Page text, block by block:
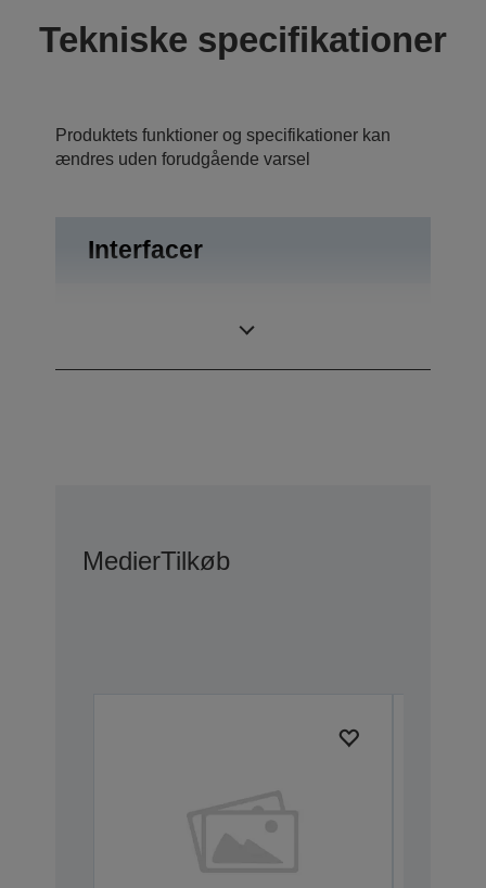
Tekniske specifikationer
Produktets funktioner og specifikationer kan
ændres uden forudgående varsel
Interfacer
MedierTilkøb